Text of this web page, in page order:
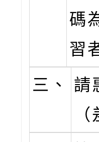
碼
習
三、
請